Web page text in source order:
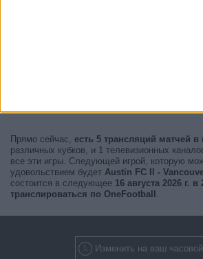
Прямо сейчас, есть 5 трансляций матчей
различных кубков, и 1 телевизионных
все эти игры. Следующей игрой, которую
удовольствием будет Austin FC II -
состоится в следующее 16 августа 2026 г. в
транслироваться по OneFootball .
Изменить на ваш